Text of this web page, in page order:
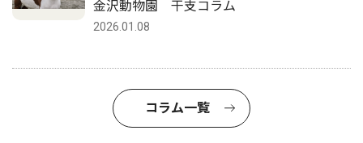
金沢動物園 干支コラム
2026.01.08
コラム一覧